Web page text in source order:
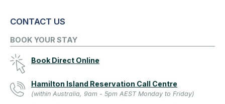
CONTACT US
BOOK YOUR STAY
Book Direct Online
Hamilton Island Reservation Call Centre
(within Australia, 9am - 5pm AEST Monday to Friday)